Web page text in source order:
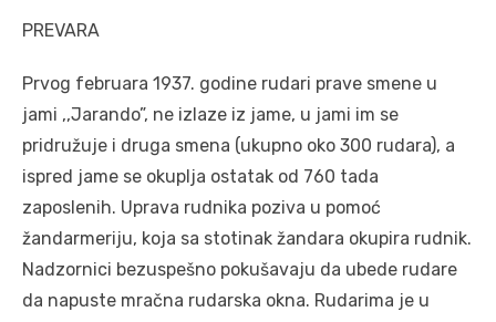
PREVARA
Prvog februara 1937. godine rudari prave smene u
jami ,,Jarando”, ne izlaze iz jame, u jami im se
pridružuje i druga smena (ukupno oko 300 rudara), a
ispred jame se okuplja ostatak od 760 tada
zaposlenih. Uprava rudnika poziva u pomoć
žandarmeriju, koja sa stotinak žandara okupira rudnik.
Nadzornici bezuspešno pokušavaju da ubede rudare
da napuste mračna rudarska okna. Rudarima je u